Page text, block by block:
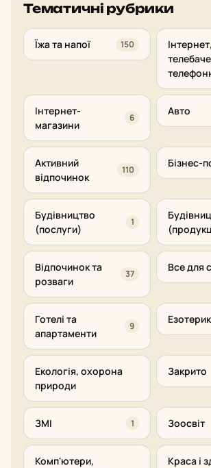
Тематичні рубрики
Їжа та напої 150
Інтернет,
Інтернет-
магазини
6
Авто
Активний
відпочинок
110
Бізнес-
Будівництво
(послуги)
1
Відпочинок та
розваги
37
Все для
Готелі та
апартаменти
9
Екологія, охорона
природи
Закрито
ЗМІ 1 Зоосвіт
Комп'ютери,
Краса і